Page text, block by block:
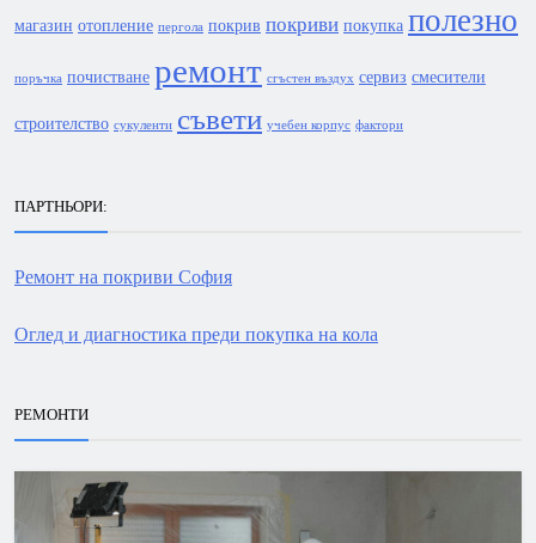
магазин отопление пергола покрив покриви покупка полезно
поръчка почистване ремонт сгъстен въздух сервиз смесители
строителство сукуленти съвети учебен корпус фактори
ПАРТНЬОРИ:
Ремонт на покриви София
Оглед и диагностика преди покупка на кола
РЕМОНТИ